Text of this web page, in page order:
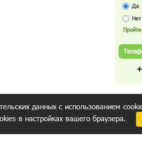
Да
Нет
данных с использованием
в настройках вашего браузера.